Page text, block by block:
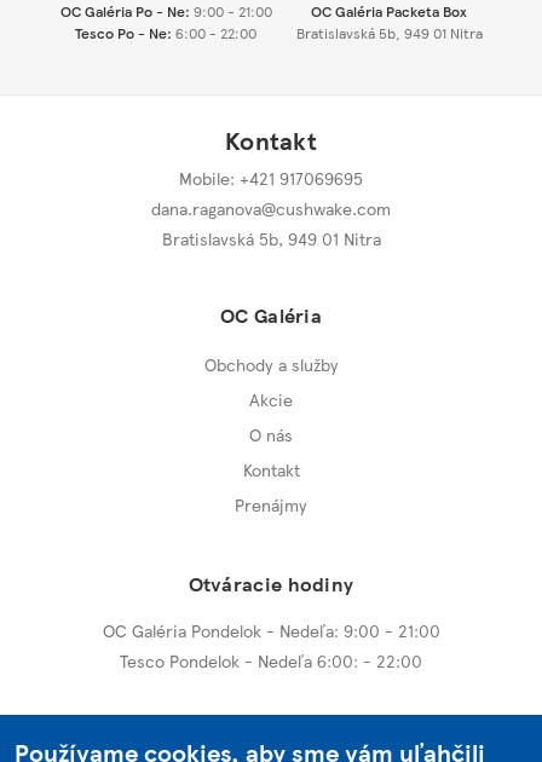
OC Galéria Po - Ne: 9:00 - 21:00
Tesco Po - Ne: 6:00 - 22:00
OC Galéria Packeta Box
Bratislavská 5b, 949 01 Nitra
Kontakt
Mobile: +421 917069695
dana.raganova@cushwake.com
Bratislavská 5b, 949 01 Nitra
OC Galéria
Obchody a služby
Akcie
O nás
Kontakt
Prenájmy
Otváracie hodiny
OC Galéria Pondelok - Nedeľa: 9:00 - 21:00
Tesco Pondelok - Nedeľa 6:00: - 22:00
Používame cookies, aby sme vám uľahčili